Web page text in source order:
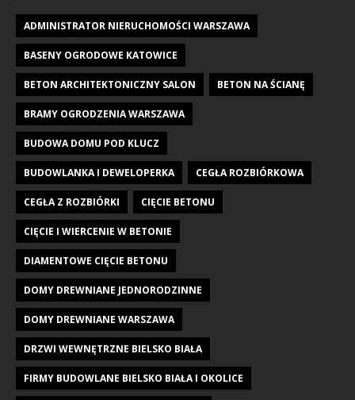
ADMINISTRATOR NIERUCHOMOŚCI WARSZAWA
BASENY OGRODOWE KATOWICE
BETON ARCHITEKTONICZNY SALON BETON NA ŚCIANĘ
BRAMY OGRODZENIA WARSZAWA
BUDOWA DOMU POD KLUCZ
BUDOWLANKA I DEWELOPERKA CEGŁA ROZBIÓRKOWA
CEGŁA Z ROZBIÓRKI CIĘCIE BETONU
CIĘCIE I WIERCENIE W BETONIE
DIAMENTOWE CIĘCIE BETONU
DOMY DREWNIANE JEDNORODZINNE
DOMY DREWNIANE WARSZAWA
DRZWI WEWNĘTRZNE BIELSKO BIAŁA
FIRMY BUDOWLANE BIELSKO BIAŁA I OKOLICE